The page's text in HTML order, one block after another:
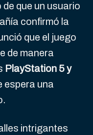
que un usuario
confirmó la
que el juego
de manera
PlayStation 5 y
espera una
intrigantes